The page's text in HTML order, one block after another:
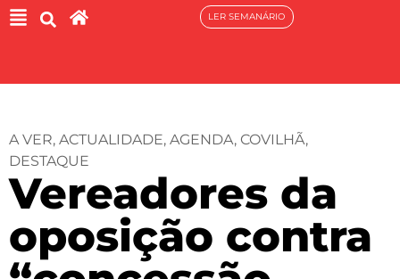
LER SEMANÁRIO
A VER, ACTUALIDADE, AGENDA, COVILHÃ,
DESTAQUE
Vereadores da
oposição contra